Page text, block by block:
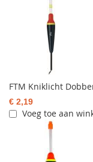
FTM Kniklicht
€ 2,19
Voeg toe aan